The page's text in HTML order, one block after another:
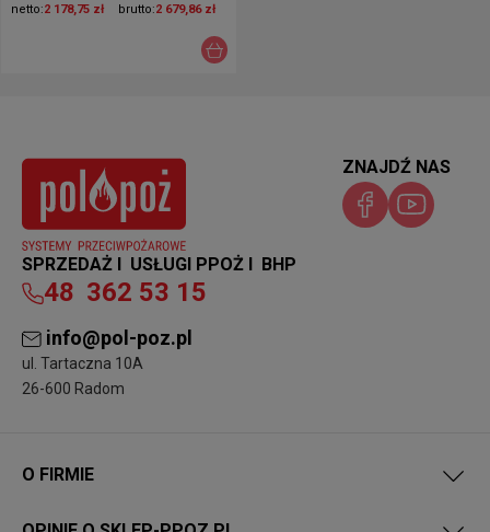
netto:2 178,75 zł brutto:2 679,86 zł
SPRZEDAŻ I USŁUGI PPOŻ I BHP
48 362 53 15
info@pol-poz.pl
ul. Tartaczna 10A
26-600 Radom
ZNAJDŹ NAS
O FIRMIE